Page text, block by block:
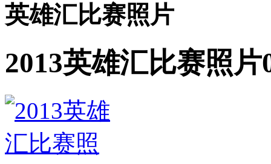
英雄汇比赛照片
2013英雄汇比赛照片